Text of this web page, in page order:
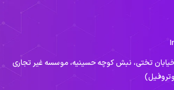
تختی، نبش کوچه حسینیه، موسسه غیر تجاری